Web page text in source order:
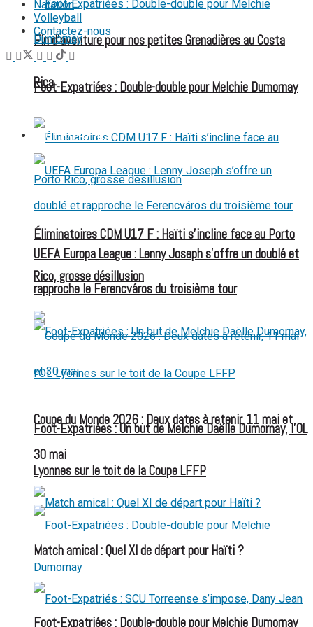
Fin d’aventure pour nos petites Grenadières au Costa
Rica
Éliminatoires CDM U17 F : Haïti s’incline face au Porto
Rico, grosse désillusion
Foot-Expatriées : Un but de Melchie Daëlle Dumornay, l’OL
Lyonnes sur le toit de la Coupe LFFP
Foot-Expatriées : Double-double pour Melchie Dumornay
Foot-Expatriées : Double-double pour Melchie Dumornay
FOOT EXPATRIÉS
UEFA Europa League : Lenny Joseph s’offre un doublé et
rapproche le Ferencváros du troisième tour
Coupe du Monde 2026 : Deux dates à retenir, 11 mai et
30 mai
Match amical : Quel XI de départ pour Haïti ?
Natation
Volleyball
Contactez-nous